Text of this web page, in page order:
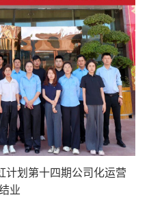
计划第十四期公司化运营
业